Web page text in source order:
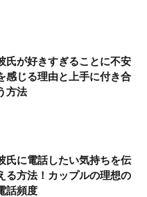
氏が好きすぎることに不安
感じる理由と上手に付き合
方法
氏に電話したい気持ちを伝
る方法！カップルの理想の
話頻度